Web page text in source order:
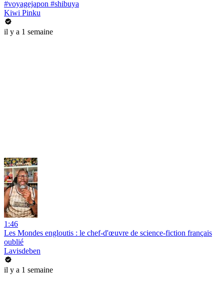
#voyagejapon #shibuya
Kiwi Pinku
il y a 1 semaine
1:46
Les Mondes engloutis : le chef-d'œuvre de science-fiction français
oublié
Lavisdeben
il y a 1 semaine